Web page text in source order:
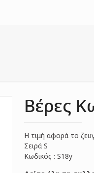
Βέρες
Η τιμή αφορά το
Σειρά S
Κωδικός : S18y